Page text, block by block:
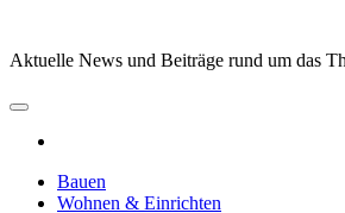
springen
Aktuelle News und Beiträge rund um das
Bauen
Wohnen & Einrichten